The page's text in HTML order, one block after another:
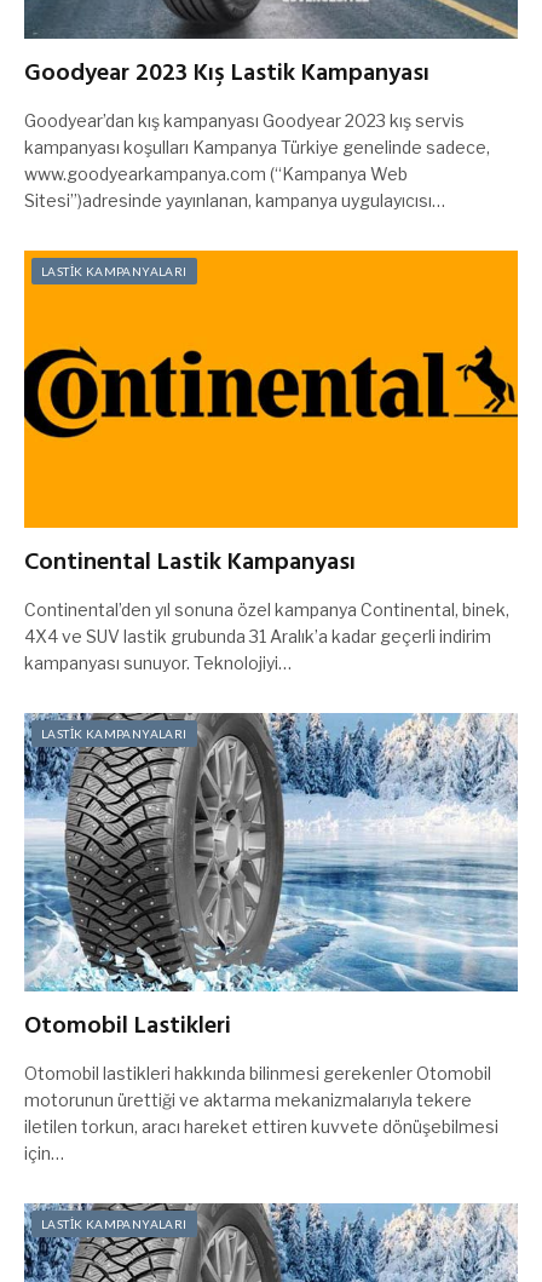
Goodyear 2023 Kış Lastik Kampanyası
Goodyear’dan kış kampanyası Goodyear 2023 kış servis
kampanyası koşulları Kampanya Türkiye genelinde sadece,
www.goodyearkampanya.com (“Kampanya Web
Sitesi”)adresinde yayınlanan, kampanya uygulayıcısı…
LASTİK KAMPANYALARI
Continental Lastik Kampanyası
Continental’den yıl sonuna özel kampanya Continental, binek,
4X4 ve SUV lastik grubunda 31 Aralık’a kadar geçerli indirim
kampanyası sunuyor. Teknolojiyi…
LASTİK KAMPANYALARI
Otomobil Lastikleri
Otomobil lastikleri hakkında bilinmesi gerekenler Otomobil
motorunun ürettiği ve aktarma mekanizmalarıyla tekere
iletilen torkun, aracı hareket ettiren kuvvete dönüşebilmesi
için…
LASTİK KAMPANYALARI